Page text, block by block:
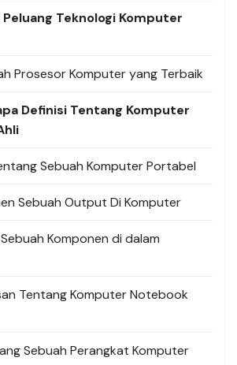
Teknologi Komputer
Prosesor Komputer yang Terbaik
Definisi Tentang Komputer
Sebuah Komputer Portabel
Sebuah Output Di Komputer
Komponen di dalam
Tentang Komputer Notebook
Sebuah Perangkat Komputer